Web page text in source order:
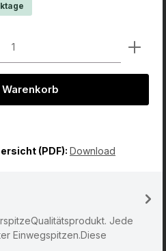
gewünschten Wert ein
Warenkorb
(PDF): Download
Jede
Einwegspitzen.Diese